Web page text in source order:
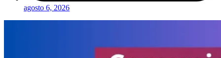
agosto 6, 2026